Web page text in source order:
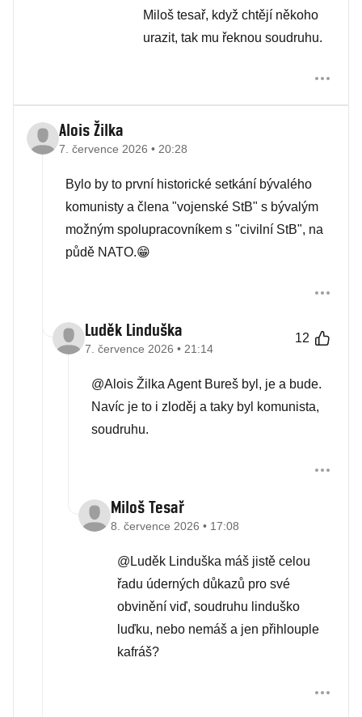
Miloš tesař, když chtějí někoho
urazit, tak mu řeknou soudruhu.
Alois Žilka
7. července 2026 • 20:28
Bylo by to první historické setkání bývalého
komunisty a člena "vojenské StB" s bývalým
možným spolupracovníkem s "civilní StB", na
půdě NATO.😁
Luděk Linduška
7. července 2026 • 21:14
12
@Alois Žilka Agent Bureš byl, je a bude.
Navíc je to i zloděj a taky byl komunista,
soudruhu.
Miloš Tesař
8. července 2026 • 17:08
@Luděk Linduška máš jistě celou
řadu úderných důkazů pro své
obvinění viď, soudruhu linduško
luďku, nebo nemáš a jen přihlouple
kafráš?